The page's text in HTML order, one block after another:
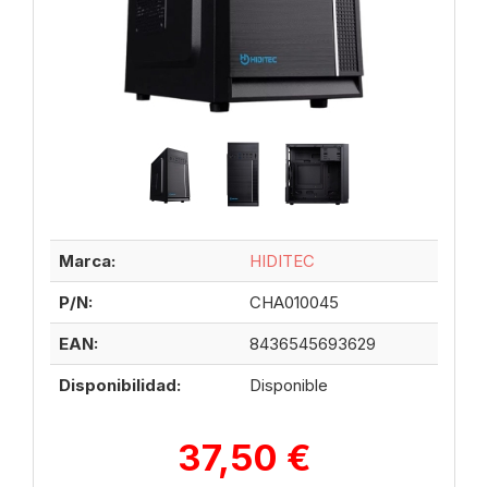
Marca:
HIDITEC
P/N:
CHA010045
EAN:
8436545693629
Disponibilidad:
Disponible
37,50 €